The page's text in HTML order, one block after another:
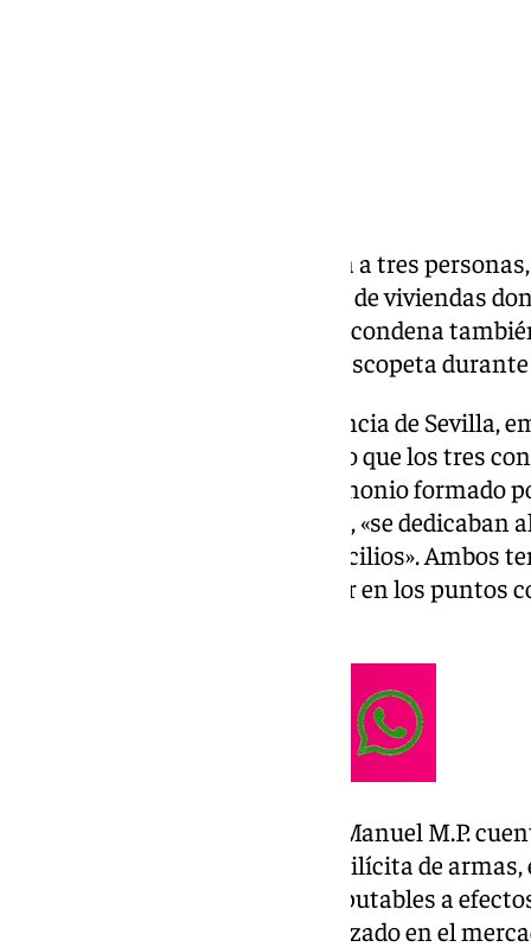
La Audiencia de Sevilla condena a tres
por ser responsables de una red de viviendas
vendían estupefacientes. Se les condena
al encontrar una pistola y una escopeta
La Sección Séptima de la Audiencia de Sevilla,
de marzo donde declara probado que los tres
coordinada». Se trata del matrimonio formado
F.S., quienes, según la sentencia, «se
estupefacientes desde los domicilios». Ambos
M.P., que ejercía «como vendedor en los
Tanto José Antonio H.B. como Manuel M.P.
por tráfico de drogas y tenencia ilícita de
«antecedentes penales no computables a
droga incautada «hubiese alcanzado en el